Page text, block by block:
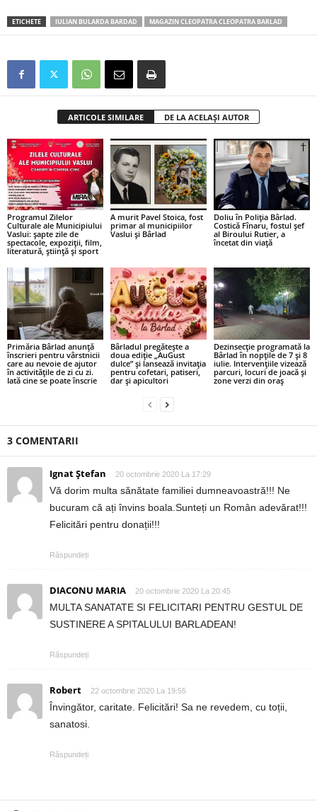
ETICHETE IULIAN BULARDA BARDAD MAGAZIN CLEOPATRA CLEOPATRA BARLAD
ARTICOLE SIMILARE DE LA ACELAȘI AUTOR
Programul Zilelor
Culturale ale Municipiului
Vaslui: șapte zile de
spectacole, expoziții, film,
literatură, știință și sport
A murit Pavel Stoica, fost
primar al municipiilor
Vaslui și Bârlad
Doliu în Poliția Bârlad.
Costică Fînaru, fostul șef
al Biroului Rutier, a
încetat din viață
Primăria Bârlad anunță
înscrieri pentru vârstnicii
care au nevoie de ajutor
în activitățile de zi cu zi.
Iată cine se poate înscrie
Bârladul pregătește a
doua ediție „AuGust
dulce” și lansează invitația
pentru cofetari, patiseri,
dar și apicultori
Dezinsecție programată la
Bârlad în nopțile de 7 și 8
iulie. Intervențiile vizează
parcuri, locuri de joacă și
zone verzi din oraș
3 COMENTARII
Ignat Ștefan 20 octombrie 2020 La 17:29
Vă dorim multa sănătate familiei dumneavoastră!!! Ne
bucuram că ați învins boala.Sunteți un Român adevărat!!!
Felicitări pentru donații!!!
Răspundeți
DIACONU MARIA 20 octombrie 2020 La 20:45
MULTA SANATATE SI FELICITARI PENTRU GESTUL DE
SUSTINERE A SPITALULUI BARLADEAN!
Răspundeți
Robert 22 octombrie 2020 La 19:55
Învingător, caritate. Felicitări! Sa ne revedem, cu toții,
sanatosi.
Răspundeți